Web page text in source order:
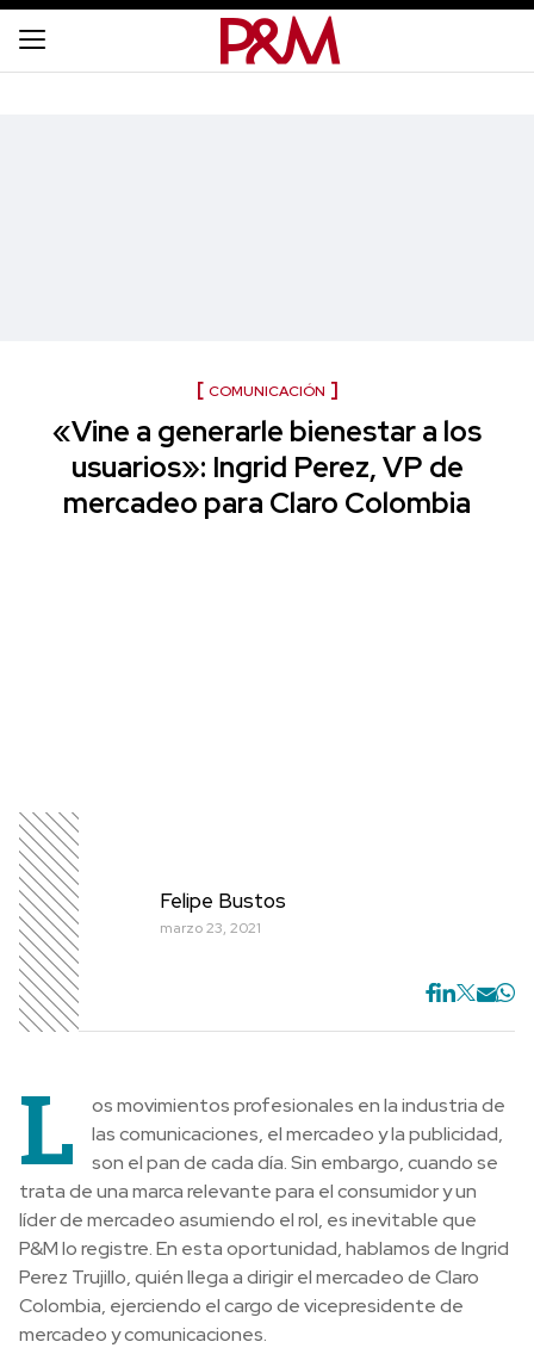
COMUNICACIÓN
«Vine a generarle bienestar a los
usuarios»: Ingrid Perez, VP de
mercadeo para Claro Colombia
Felipe Bustos
marzo 23, 2021
L
os movimientos profesionales en la industria de
las comunicaciones, el mercadeo y la publicidad,
son el pan de cada día. Sin embargo, cuando se
trata de una marca relevante para el consumidor y un
líder de mercadeo asumiendo el rol, es inevitable que
P&M lo registre. En esta oportunidad, hablamos de Ingrid
Perez Trujillo, quién llega a dirigir el mercadeo de Claro
Colombia, ejerciendo el cargo de vicepresidente de
mercadeo y comunicaciones.